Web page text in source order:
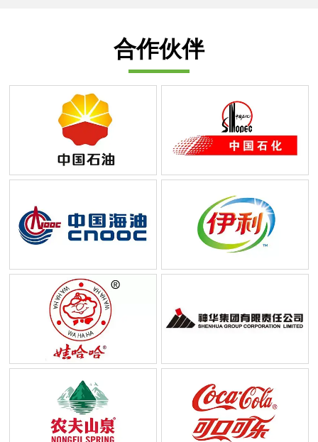
合作伙伴